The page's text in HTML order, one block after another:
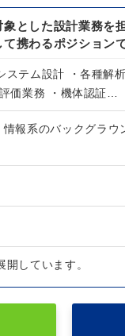
とした設計業務を
携わるポジションで
ステム設計 ・各種解
価業務 ・機体認証…
情報系のバックグラ
しています。